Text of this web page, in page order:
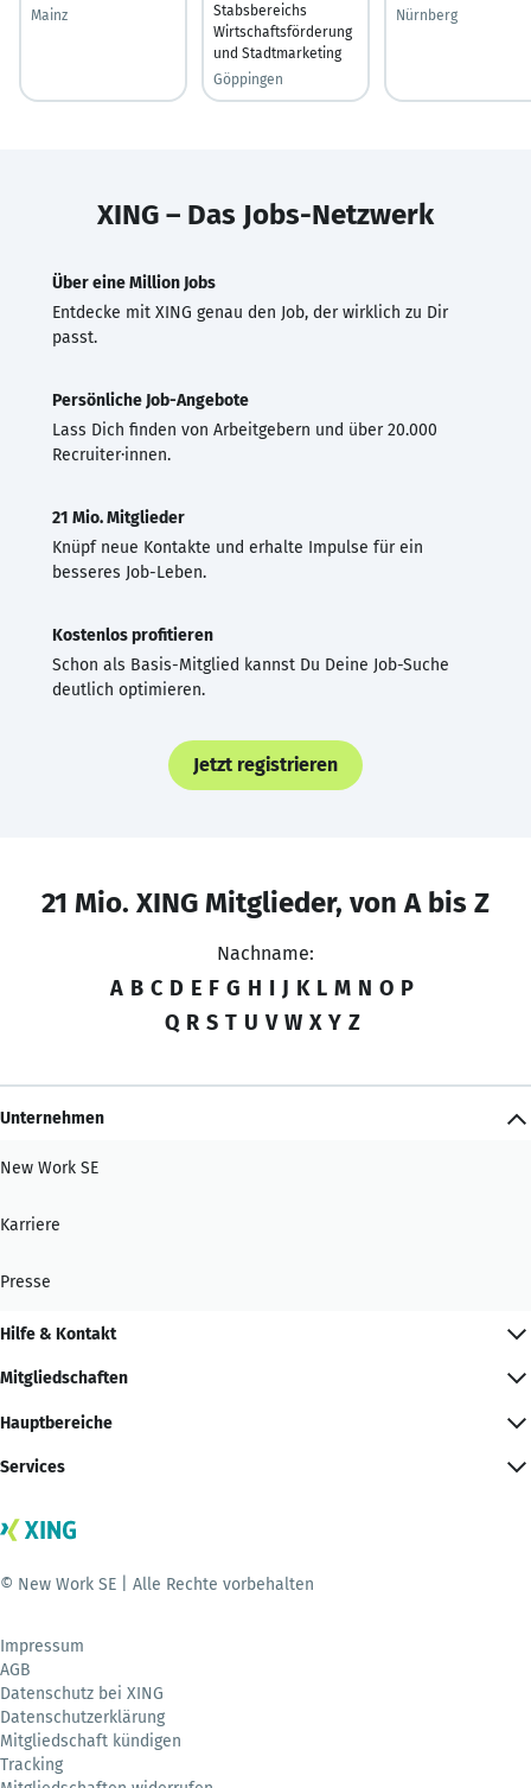
Mainz
Stabsbereichs
Wirtschaftsförderung
und Stadtmarketing
Göppingen
Nürnberg
XING – Das Jobs-Netzwerk
Über eine Million Jobs
Entdecke mit XING genau den Job, der wirklich zu Dir
passt.
Persönliche Job-Angebote
Lass Dich finden von Arbeitgebern und über 20.000
Recruiter·innen.
21 Mio. Mitglieder
Knüpf neue Kontakte und erhalte Impulse für ein
besseres Job-Leben.
Kostenlos profitieren
Schon als Basis-Mitglied kannst Du Deine Job-Suche
deutlich optimieren.
Jetzt registrieren
21 Mio. XING Mitglieder, von A bis Z
Nachname:
A B C D E F G H I J K L M N O P
Q R S T U V W X Y Z
Unternehmen
New Work SE
Karriere
Presse
Hilfe & Kontakt
Mitgliedschaften
Hauptbereiche
Services
© New Work SE | Alle Rechte vorbehalten
Impressum
AGB
Datenschutz bei XING
Datenschutzerklärung
Mitgliedschaft kündigen
Tracking